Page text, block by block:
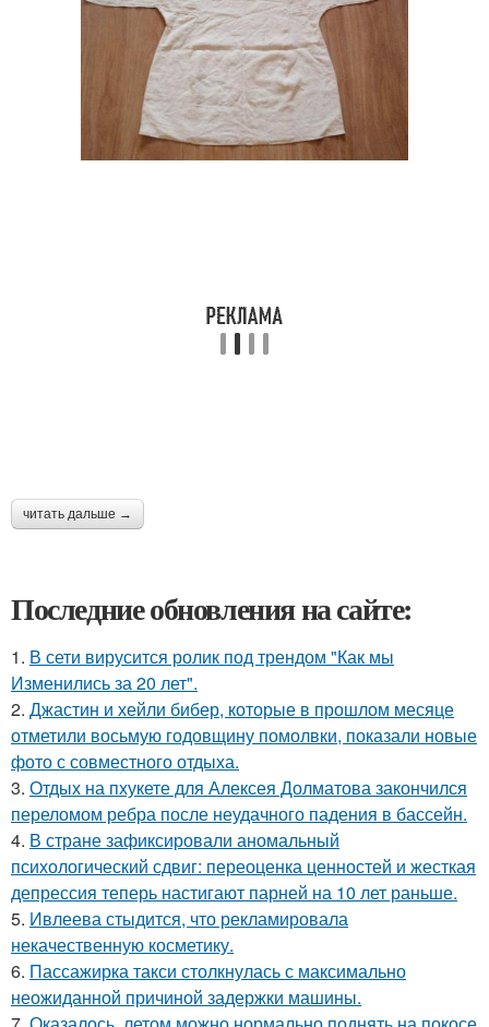
читать дальше →
Последние обновления на сайте:
1. В сети вирусится ролик под трендом "Как мы
Изменились за 20 лет".
2. Джастин и хейли бибер, которые в прошлом месяце
отметили восьмую годовщину помолвки, показали новые
фото с совместного отдыха.
3. Отдых на пхукете для Алексея Долматова закончился
переломом ребра после неудачного падения в бассейн.
4. В стране зафиксировали аномальный
психологический сдвиг: переоценка ценностей и жесткая
депрессия теперь настигают парней на 10 лет раньше.
5. Ивлеева стыдится, что рекламировала
некачественную косметику.
6. Пассажирка такси столкнулась с максимально
неожиданной причиной задержки машины.